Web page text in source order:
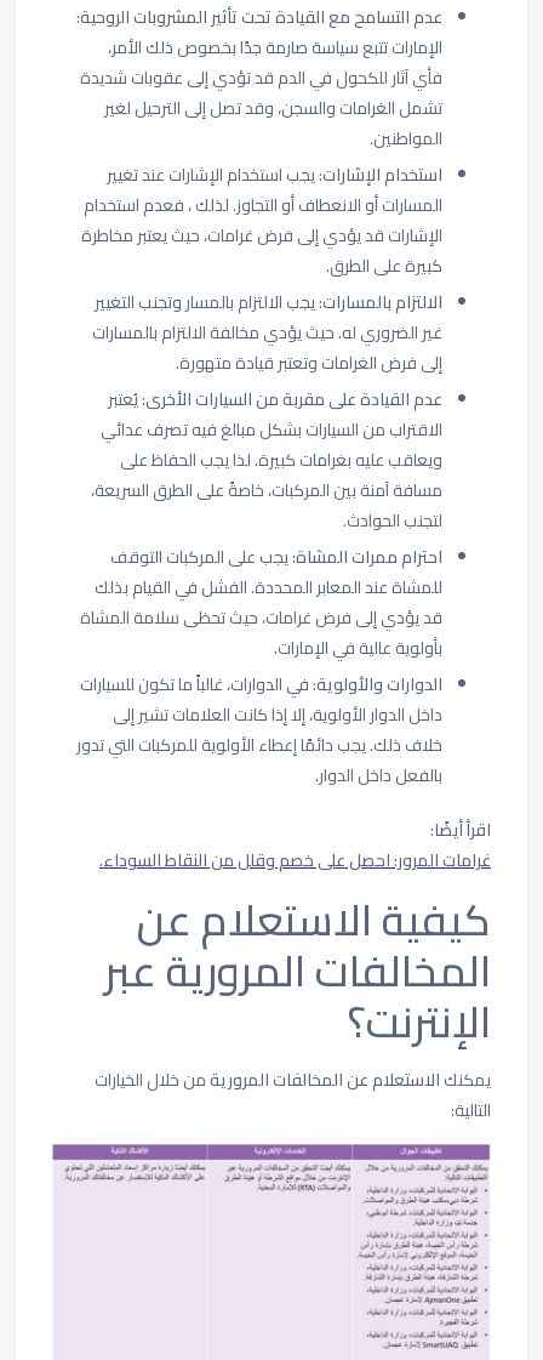
عدم التسامح مع القيادة تحت تأثير المشروبات الروحية:
الإمارات تتبع سياسة صارمة جدًا بخصوص ذلك الأمر،
فأي آثار للكحول في الدم قد تؤدي إلى عقوبات شديدة
تشمل الغرامات والسجن، وقد تصل إلى الترحيل لغير
المواطنين.
استخدام الإشارات: يجب استخدام الإشارات عند تغيير
المسارات أو الانعطاف أو التجاوز. لذلك ، فعدم استخدام
الإشارات قد يؤدي إلى فرض غرامات، حيث يعتبر مخاطرة
كبيرة على الطرق.
الالتزام بالمسارات: يجب الالتزام بالمسار وتجنب التغيير
غير الضروري له. حيث يؤدي مخالفة الالتزام بالمسارات
إلى فرض الغرامات وتعتبر قيادة متهورة.
عدم القيادة على مقربة من السيارات الأخرى: يُعتبر
الاقتراب من السيارات بشكل مبالغ فيه تصرف عدائي
ويعاقب عليه بغرامات كبيرة. لذا يجب الحفاظ على
مسافة آمنة بين المركبات، خاصةً على الطرق السريعة،
لتجنب الحوادث.
احترام ممرات المشاة: يجب على المركبات التوقف
للمشاة عند المعابر المحددة. الفشل في القيام بذلك
قد يؤدي إلى فرض غرامات، حيث تحظى سلامة المشاة
بأولوية عالية في الإمارات.
الدوارات والأولوية: في الدوارات، غالباً ما تكون للسيارات
داخل الدوار الأولوية، إلا إذا كانت العلامات تشير إلى
خلاف ذلك. يجب دائمًا إعطاء الأولوية للمركبات التي تدور
بالفعل داخل الدوار.
اقرأ أيضًا:
غرامات المرور: احصل على خصم وقلل من النقاط السوداء.
كيفية الاستعلام عن
المخالفات المرورية عبر
الإنترنت؟
يمكنكالاستعلام عن المخالفات المروريةمن خلال الخيارات
التالية: